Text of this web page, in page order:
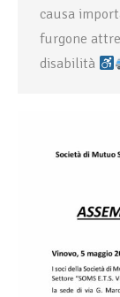
causa
furgone
disabilità